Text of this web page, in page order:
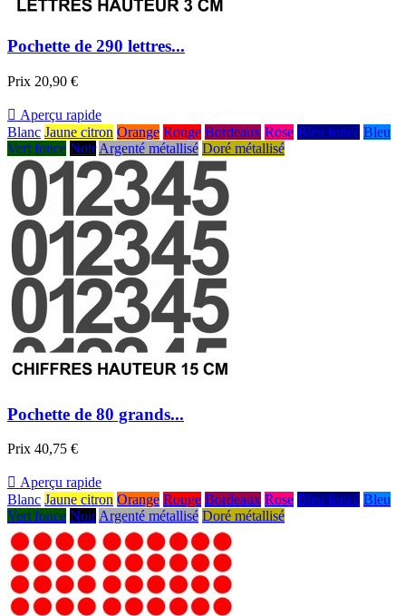
Pochette de 290 lettres...
Prix 20,90 €
 Aperçu rapide
Blanc Jaune citron Orange Rouge Bordeaux Rose Bleu foncé Bleu
Vert fonce Noir Argenté métallisé Doré métallisé
Pochette de 80 grands...
Prix 40,75 €
 Aperçu rapide
Blanc Jaune citron Orange Rouge Bordeaux Rose Bleu foncé Bleu
Vert fonce Noir Argenté métallisé Doré métallisé